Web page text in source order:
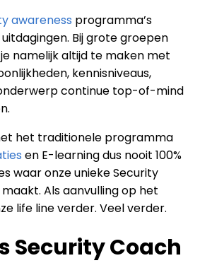
awareness programma’s
Bij grote groepen
namelijk altijd te maken met
kennisniveaus,
continue top-of-mind
het traditionele programma
en E-learning dus nooit 100%
waar onze unieke Security
Als aanvulling op het
life line verder. Veel verder.
Security Coach